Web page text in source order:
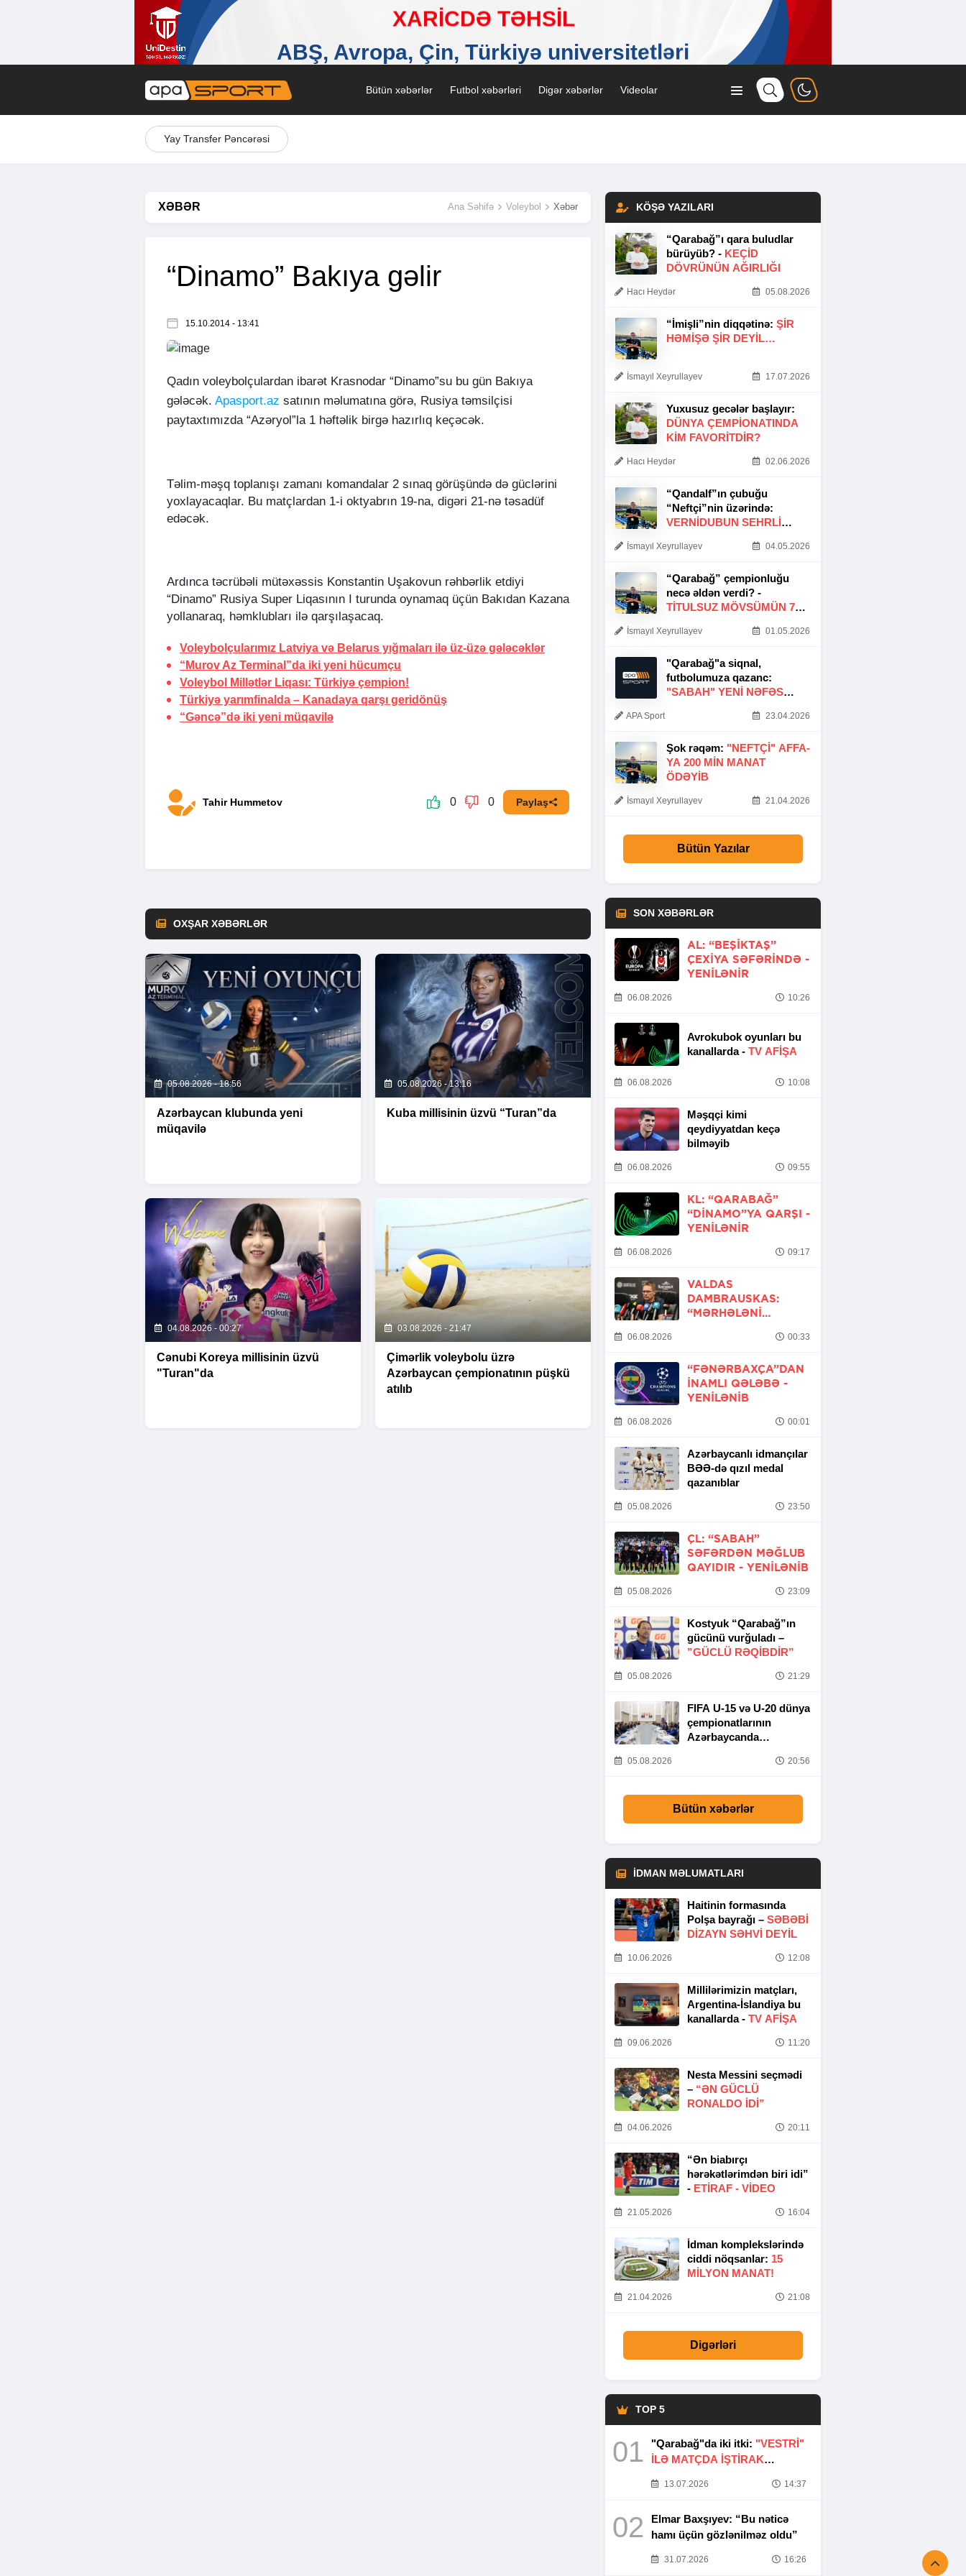
Bütün xəbərlər Futbol xəbərləri Digər xəbərlər Videolar
Yay Transfer Pəncərəsi
XƏBƏR Ana Səhifə Voleybol Xəbər
“Dinamo” Bakıya gəlir
15.10.2014 - 13:41
Qadın voleybolçulardan ibarət Krasnodar “Dinamo”su bu gün Bakıya
gələcək. Apasport.az satının məlumatına görə, Rusiya təmsilçisi
paytaxtımızda “Azəryol”la 1 həftəlik birgə hazırlıq keçəcək.
Təlim-məşq toplanışı zamanı komandalar 2 sınaq görüşündə də güclərini
yoxlayacaqlar. Bu matçlardan 1-i oktyabrın 19-na, digəri 21-nə təsadüf
edəcək.
Ardınca təcrübəli mütəxəssis Konstantin Uşakovun rəhbərlik etdiyi
“Dinamo” Rusiya Super Liqasının I turunda oynamaq üçün Bakıdan Kazana
yollanaraq, həmklubları ilə qarşılaşacaq.
Voleybolçularımız Latviya və Belarus yığmaları ilə üz-üzə gələcəklər
“Murov Az Terminal”da iki yeni hücumçu
Voleybol Millətlər Liqası: Türkiyə çempion!
Türkiyə yarımfinalda – Kanadaya qarşı geridönüş
“Gəncə”də iki yeni müqavilə
Tahir Hummetov 0 0 Paylaş
OXŞAR XƏBƏRLƏR
05.08.2026 - 18:56
Azərbaycan klubunda yeni
müqavilə
05.08.2026 - 13:16
Kuba millisinin üzvü “Turan”da
04.08.2026 - 00:27
Cənubi Koreya millisinin üzvü
"Turan"da
03.08.2026 - 21:47
Çimərlik voleybolu üzrə
Azərbaycan çempionatının püşkü
atılıb
KÖŞƏ YAZILARI
“Qarabağ”ı qara buludlar
bürüyüb? - KEÇID
DÖVRÜNÜN AĞIRLIĞI
Hacı Heydər 05.08.2026
“İmişli”nin diqqətinə: ŞIR
HƏMIŞƏ ŞIR DEYIL…
İsmayıl Xeyrullayev 17.07.2026
Yuxusuz gecələr başlayır:
DÜNYA ÇEMPIONATINDA
KIM FAVORITDIR?
Hacı Heydər 02.06.2026
“Qandalf”ın çubuğu
“Neftçi”nin üzərində:
VERNİDUBUN SEHRLİ
İsmayıl Xeyrullayev 04.05.2026
“Qarabağ” çempionluğu
necə əldən verdi? -
TITULSUZ MÖVSÜMÜN 7
İsmayıl Xeyrullayev 01.05.2026
"Qarabağ"a siqnal,
futbolumuza qazanc:
"SABAH" YENI NƏFƏS
APA Sport 23.04.2026
Şok rəqəm: "NEFTÇI" AFFA-
YA 200 MIN MANAT
ÖDƏYIB
İsmayıl Xeyrullayev 21.04.2026
Bütün Yazılar
SON XƏBƏRLƏR
AL: “BEŞIKTAŞ”
ÇEXIYA SƏFƏRINDƏ -
YENİLƏNİR
06.08.2026 10:26
Avrokubok oyunları bu
kanallarda - TV AFİŞA
06.08.2026 10:08
Məşqçi kimi
qeydiyyatdan keçə
bilməyib
06.08.2026 09:55
KL: “QARABAĞ”
“DINAMO”YA QARŞI -
YENİLƏNİR
06.08.2026 09:17
VALDAS
DAMBRAUSKAS:
“MƏRHƏLƏNI
06.08.2026 00:33
“FƏNƏRBAXÇA”DAN
INAMLI QƏLƏBƏ -
YENİLƏNİB
06.08.2026 00:01
Azərbaycanlı idmançılar
BƏƏ-də qızıl medal
qazanıblar
05.08.2026 23:50
ÇL: “SABAH”
SƏFƏRDƏN MƏĞLUB
QAYIDIR - YENİLƏNİB
05.08.2026 23:09
Kostyuk “Qarabağ”ın
gücünü vurğuladı –
”GÜCLÜ RƏQİBDİR”
05.08.2026 21:29
FIFA U-15 və U-20 dünya
çempionatlarının
Azərbaycanda
Təşkilat Komitəsinin
05.08.2026 20:56
Bütün xəbərlər
İDMAN MƏLUMATLARI
Haitinin formasında
Polşa bayrağı – SƏBƏBI
DIZAYN SƏHVI DEYIL
10.06.2026 12:08
Millilərimizin matçları,
Argentina-İslandiya bu
kanallarda - TV AFİŞA
09.06.2026 11:20
Nesta Messini seçmədi
– “ƏN GÜCLÜ
RONALDO IDI”
04.06.2026 20:11
“Ən biabırçı
hərəkətlərimdən biri idi”
- ETIRAF - VİDEO
21.05.2026 16:04
İdman komplekslərində
ciddi nöqsanlar: 15
MILYON MANAT!
21.04.2026 21:08
Digərləri
TOP 5
01 "Qarabağ"da iki itki: "VESTRİ"
İLƏ MATÇDA İŞTİRAK
13.07.2026 14:37
02
Elmar Baxşıyev: “Bu nəticə
hamı üçün gözlənilməz oldu”
31.07.2026 16:26